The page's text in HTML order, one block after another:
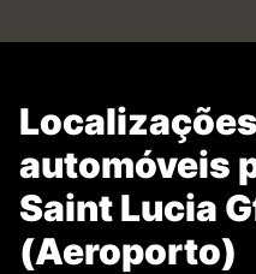
automóveis
Saint Lucia
(Aeroporto)